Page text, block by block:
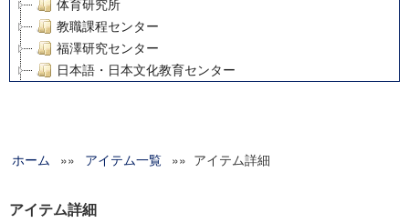
体育研究所
教職課程センター
福澤研究センター
日本語・日本文化教育センター
グローバルリサーチインスティテュート
科学研究費補助金研究成果報告書
ホーム »» アイテム一覧 »» アイテム詳細
アイテム詳細